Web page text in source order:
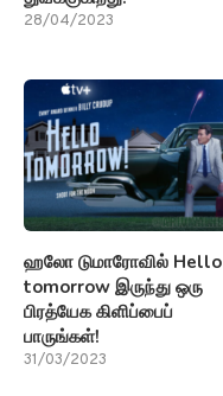
28/04/2023
ஹலோ டுமாரோவில் Hello
tomorrow இருந்து ஒரு
பிரத்யேக கிளிப்பைப்
பாருங்கள்!
31/03/2023